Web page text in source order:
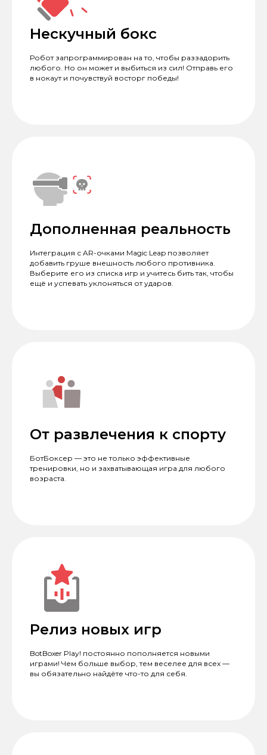
Нескучный бокс
Робот запрограммирован на то, чтобы раззадорить
любого. Но он может и выбиться из сил! Отправь его
в нокаут и почувствуй восторг победы!
Дополненная реальность
Интеграция с AR-очками Magic Leap позволяет
добавить груше внешность любого противника.
Выберите его из списка игр и учитесь бить так, чтобы
ещё и успевать уклоняться от ударов.
От развлечения к спорту
БотБоксер — это не только эффективные
тренировки, но и захватывающая игра для любого
возраста.
Релиз новых игр
BotBoxer Play! постоянно пополняется новыми
играми! Чем больше выбор, тем веселее для всех —
вы обязательно найдёте что-то для себя.